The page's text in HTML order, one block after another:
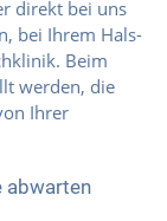
direkt bei uns
bei Ihrem Hals-
Beim
werden, die
Ihrer
abwarten